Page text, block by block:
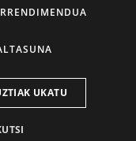
2026ko mar. 1a
UKATU